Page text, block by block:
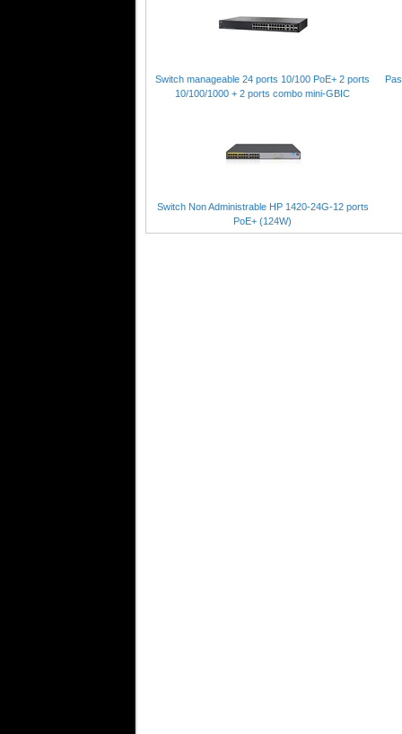
Switch manageable 24 ports 10/100 PoE+ 2 ports
10/100/1000 + 2 ports combo mini-GBIC
Switch Non Administrable HP 1420-24G-12 ports
PoE+ (124W)